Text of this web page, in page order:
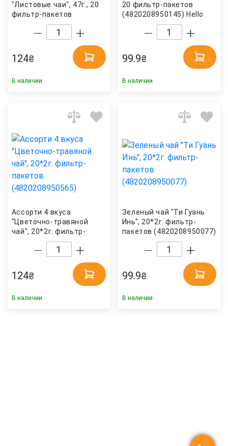
"Листовые чаи", 47г., 20
фильтр-пакетов
(4820208950510) Hello
124₴
В наличии
20 фильтр-пакетов
(4820208950145) Hello
99.9₴
В наличии
Ассорти 4 вкуса
"Цветочно-травяной
чай", 20*2г. фильтр-
пакетов (4820208950565)
Hello Tea
124₴
В наличии
Зеленый чай "Ти Гуань
Инь", 20*2г. фильтр-
пакетов (4820208950077)
99.9₴
В наличии